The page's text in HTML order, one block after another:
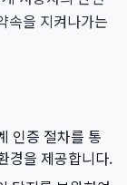
속을 지켜나가는
인증 절차를 통
경을 제공합니다.